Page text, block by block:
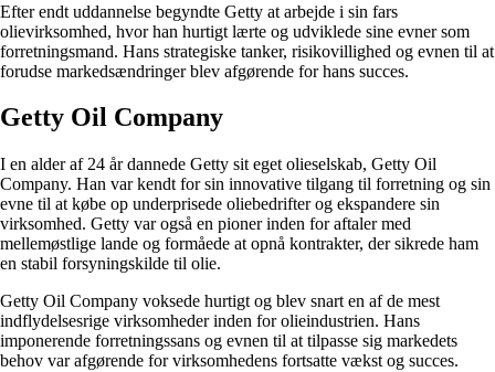
Efter endt uddannelse begyndte Getty at arbejde i sin fars
olievirksomhed, hvor han hurtigt lærte og udviklede sine evner som
forretningsmand. Hans strategiske tanker, risikovillighed og evnen til at
forudse markedsændringer blev afgørende for hans succes.
Getty Oil Company
I en alder af 24 år dannede Getty sit eget olieselskab, Getty Oil
Company. Han var kendt for sin innovative tilgang til forretning og sin
evne til at købe op underprisede oliebedrifter og ekspandere sin
virksomhed. Getty var også en pioner inden for aftaler med
mellemøstlige lande og formåede at opnå kontrakter, der sikrede ham
en stabil forsyningskilde til olie.
Getty Oil Company voksede hurtigt og blev snart en af ​​de mest
indflydelsesrige virksomheder inden for olieindustrien. Hans
imponerende forretningssans og evnen til at tilpasse sig markedets
behov var afgørende for virksomhedens fortsatte vækst og succes.